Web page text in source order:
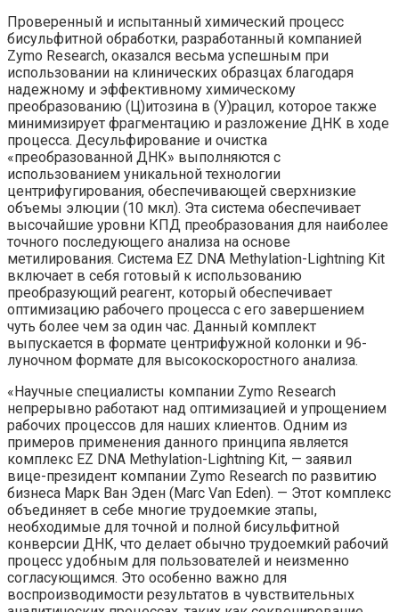
Проверенный и испытанный химический процесс
бисульфитной обработки, разработанный компанией
Zymo Research, оказался весьма успешным при
использовании на клинических образцах благодаря
надежному и эффективному химическому
преобразованию (Ц)итозина в (У)рацил, которое также
минимизирует фрагментацию и разложение ДНК в ходе
процесса. Десульфирование и очистка
«преобразованной ДНК» выполняются с
использованием уникальной технологии
центрифугирования, обеспечивающей сверхнизкие
объемы элюции (10 мкл). Эта система обеспечивает
высочайшие уровни КПД преобразования для наиболее
точного последующего анализа на основе
метилирования. Система EZ DNA Methylation-Lightning Kit
включает в себя готовый к использованию
преобразующий реагент, который обеспечивает
оптимизацию рабочего процесса с его завершением
чуть более чем за один час. Данный комплект
выпускается в формате центрифужной колонки и 96-
луночном формате для высокоскоростного анализа.
«Научные специалисты компании Zymo Research
непрерывно работают над оптимизацией и упрощением
рабочих процессов для наших клиентов. Одним из
примеров применения данного принципа является
комплекс EZ DNA Methylation-Lightning Kit, — заявил
вице-президент компании Zymo Research по развитию
бизнеса Марк Ван Эден (Marc Van Eden). — Этот комплекс
объединяет в себе многие трудоемкие этапы,
необходимые для точной и полной бисульфитной
конверсии ДНК, что делает обычно трудоемкий рабочий
процесс удобным для пользователей и неизменно
согласующимся. Это особенно важно для
воспроизводимости результатов в чувствительных